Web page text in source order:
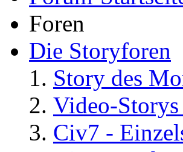
Foren
Die Storyforen
Story des
Video-
Civ7 -